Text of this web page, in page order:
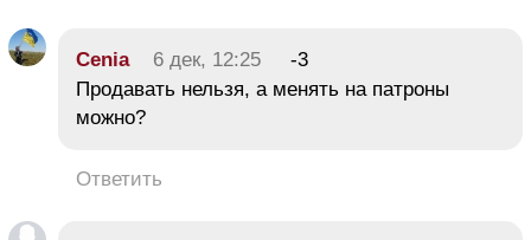
Cenia 6 дек, 12:25
-3
Продавать нельзя, а менять на патроны
можно?
Ответить